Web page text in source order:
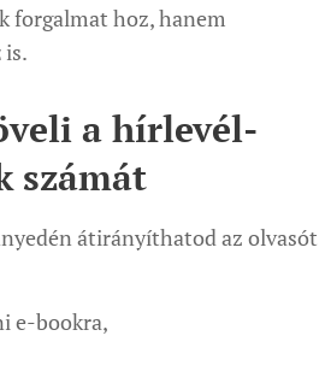
forgalmat hoz, hanem
is.
a hírlevél-
számát
átirányíthatod az olvasót
e-bookra,